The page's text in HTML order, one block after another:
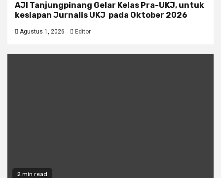
AJI Tanjungpinang Gelar Kelas Pra-UKJ, untuk
kesiapan Jurnalis UKJ pada Oktober 2026
Agustus 1, 2026 Editor
2 min read